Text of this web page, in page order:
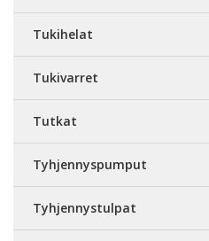
Tukihelat
Tukivarret
Tutkat
Tyhjennyspumput
Tyhjennystulpat